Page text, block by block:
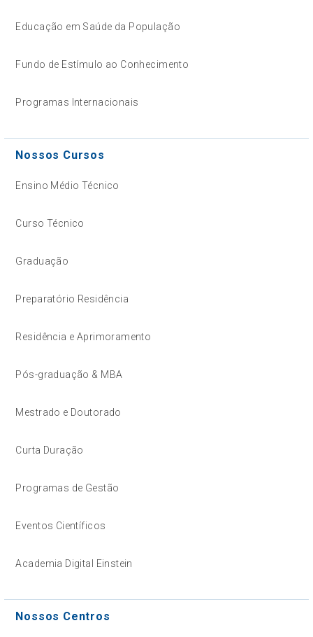
Educação em Saúde da População
Fundo de Estímulo ao Conhecimento
Programas Internacionais
Nossos Cursos
Ensino Médio Técnico
Curso Técnico
Graduação
Preparatório Residência
Residência e Aprimoramento
Pós-graduação & MBA
Mestrado e Doutorado
Curta Duração
Programas de Gestão
Eventos Científicos
Academia Digital Einstein
Nossos Centros